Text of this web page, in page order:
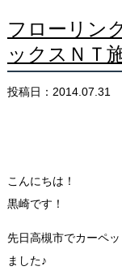
フローリン
ックスＮＴ
投稿日：2014.07.31
こんにちは！
黒崎です！
先日高槻市でカーペ
ました♪